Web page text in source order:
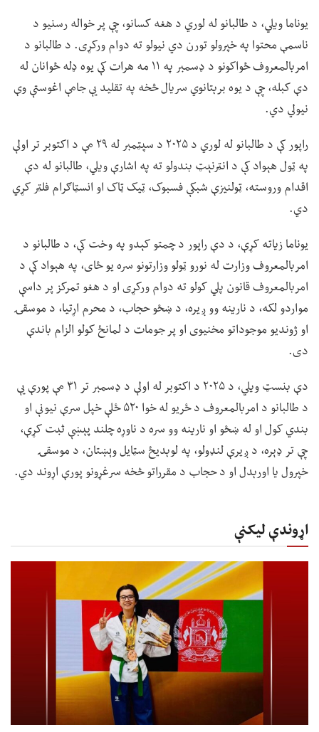
یوناما ویلي، د طالبانو له لوري د هغه کسانو، چې پر خواله رسنیو د
ناسمې محتوا په خپرولو تورن دي نیولو ته دوام ورکړی. د طالبانو د
امربالمعروف ځواکونو د ډسمبر په ۱۱ مه هرات کې یوه ډله ځوانان له
دې کبله، چې د یوه برېتانوي سریال څخه په تقلید یې جامې اغوستې وې
نیولي دي.
راپور کې د طالبانو له لوري د ۲۰۲۵ د سپټمبر له ۲۹ مې د اکتوبر تر اولې
په ټول هېواد کې د انټرنېټ بندولو ته په اشارې ویلي، طالبانو له دې
اقدام وروسته، ټولنیزې شبکې فسبوک، ټیک ټاک او انسټاګرام فلټر کړي
دي.
یوناما زیاته کړې، د دې راپور د چمتو کېدو په وخت کې، د طالبانو د
امربالمعروف وزارت له نورو ټولو وزارتونو سره یو ځای، په هېواد کې د
امربالمعروف قانون پلي کولو ته دوام ورکړی او د هغو تمرکز پر داسې
مواردو لکه، د نارینه وو ږیره، د ښځو حجاب، د محرم اړتیا، د موسقۍ
او ژوندیو موجوداتو مخنیوی او پر جومات د لمانځ کولو الزام باندې
دی.
دې بنسټ ویلي، د ۲۰۲۵ د اکتوبر له اولې د ډسمبر تر ۳۱ مې پورې یې
د طالبانو د امربالمعروف د ځریو له خوا ۵۲۰ ځلې خپل سرې نیونې او
بندي کول او له ښځو او نارینه وو سره د ناوړه چلند پېښې ثبت کړې،
چې تر ډېره، د ږیرې لنډولو، په لوېدیځ سټایل وېښتان، د موسقۍ
خپرول یا اورېدل او د حجاب د مقرراتو څخه سرغړونو پورې اړوند دي.
اړوندې لیکنې